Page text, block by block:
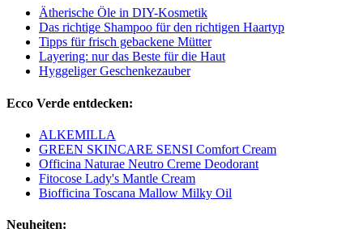
Ätherische Öle in DIY-Kosmetik
Das richtige Shampoo für den richtigen Haartyp
Tipps für frisch gebackene Mütter
Layering: nur das Beste für die Haut
Hyggeliger Geschenkezauber
Ecco Verde entdecken:
ALKEMILLA
GREEN SKINCARE SENSI Comfort Cream
Officina Naturae Neutro Creme Deodorant
Fitocose Lady's Mantle Cream
Biofficina Toscana Mallow Milky Oil
Neuheiten: